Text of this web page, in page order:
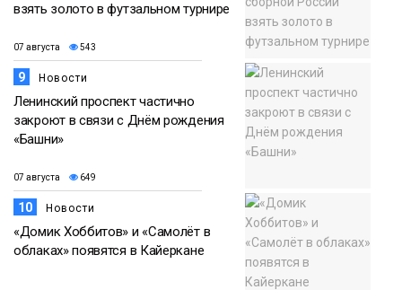
взять золото в футзальном турнире
07 августа 543
9 Новости
Ленинский проспект частично
закроют в связи с Днём рождения
«Башни»
07 августа 649
10 Новости
«Домик Хоббитов» и «Самолёт в
облаках» появятся в Кайеркане